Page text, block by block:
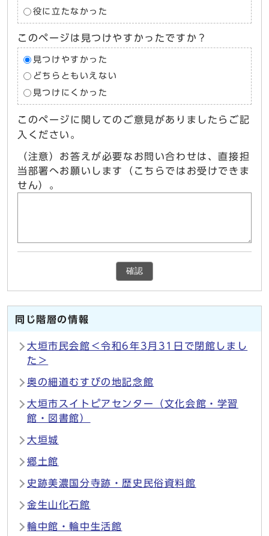
役に立たなかった
このページは見つけやすかったですか？
見つけやすかった
どちらともいえない
見つけにくかった
このページに関してのご意見がありましたらご記
入ください。
（注意）お答えが必要なお問い合わせは、直接担
当部署へお願いします（こちらではお受けできま
せん）。
確認
同じ階層の情報
大垣市民会館＜令和6年3月31日で閉館しまし
た＞
奥の細道むすびの地記念館
大垣市スイトピアセンター（文化会館・学習
館・図書館）
大垣城
郷土館
史跡美濃国分寺跡・歴史民俗資料館
金生山化石館
輪中館・輪中生活館